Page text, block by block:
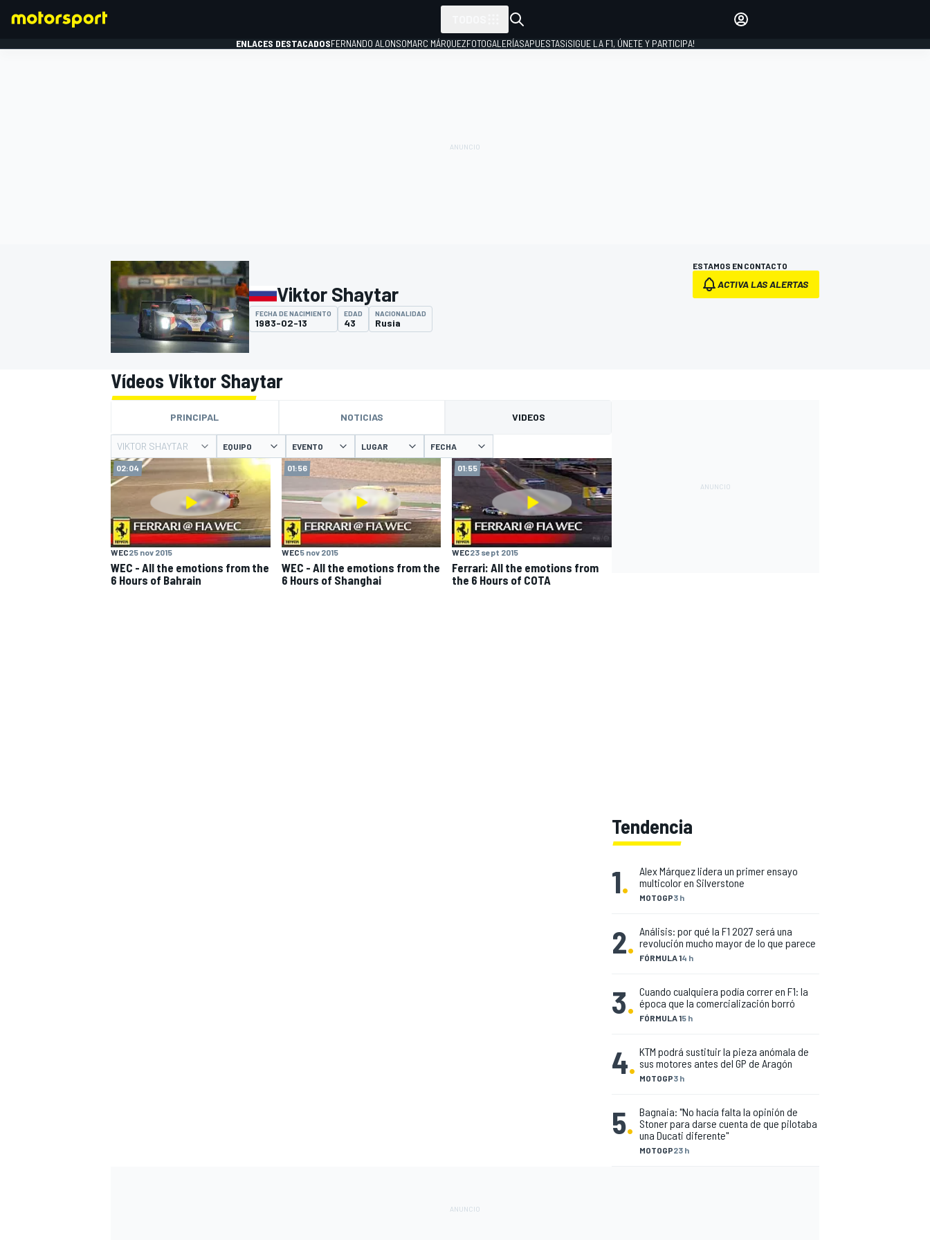
WEC FÓRMULA E
ENLACES DESTACADOSFERNANDO ALONSOMARC MÁRQUEZFOTOGALERÍASAPUESTAS¡SIGUE LA F1, ÚNETE Y PARTICIPA!
Viktor Shaytar
FECHA DE NACIMIENTO
1983-02-13
EDAD
43
NACIONALIDAD
Rusia
ESTAMOS EN CONTACTO
ACTIVA LAS ALERTAS
Vídeos Viktor Shaytar
PRINCIPAL NOTICIAS VIDEOS
VIKTOR SHAYTAR EQUIPO EVENTO LUGAR FECHA
02:04
WEC25 nov 2015
WEC - All the emotions from the
6 Hours of Bahrain
01:56
WEC5 nov 2015
WEC - All the emotions from the
6 Hours of Shanghai
01:55
WEC23 sept 2015
Ferrari: All the emotions from
the 6 Hours of COTA
Tendencia
1. MOTOGP3 h
Alex Márquez lidera un primer ensayo
multicolor en Silverstone
2. FÓRMULA 14 h
Análisis: por qué la F1 2027 será una
revolución mucho mayor de lo que parece
3. FÓRMULA 15 h
Cuando cualquiera podía correr en F1: la
época que la comercialización borró
4. MOTOGP3 h
KTM podrá sustituir la pieza anómala de
sus motores antes del GP de Aragón
5.
MOTOGP23 h
Bagnaia: "No hacía falta la opinión de
Stoner para darse cuenta de que pilotaba
una Ducati diferente"